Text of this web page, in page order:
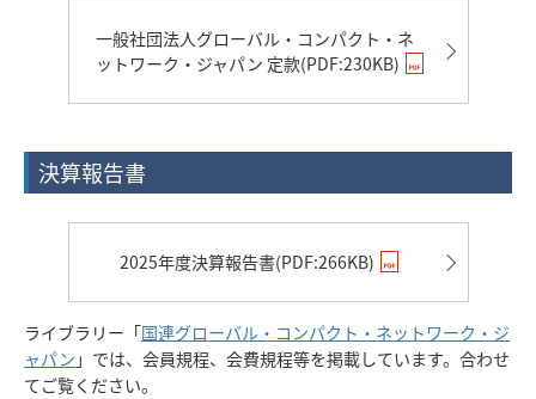
一般社団法人グローバル・コンパクト・ネ
ットワーク・ジャパン 定款(PDF:230KB)
決算報告書
2025年度決算報告書(PDF:266KB)
ライブラリー「国連グローバル・コンパクト・ネットワーク・ジ
ャパン 」では、会員規程、会費規程等を掲載しています。合わせ
てご覧ください。